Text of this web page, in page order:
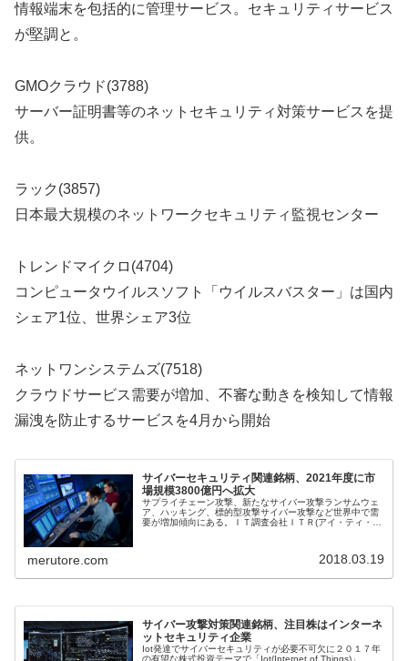
情報端末を包括的に管理サービス。セキュリティサービス
が堅調と。
GMOクラウド(3788)
サーバー証明書等のネットセキュリティ対策サービスを提
供。
ラック(3857)
日本最大規模のネットワークセキュリティ監視センター
トレンドマイクロ(4704)
コンピュータウイルスソフト「ウイルスバスター」は国内
シェア1位、世界シェア3位
ネットワンシステムズ(7518)
クラウドサービス需要が増加、不審な動きを検知して情報
漏洩を防止するサービスを4月から開始
サイバーセキュリティ関連銘柄、2021年度に市
場規模3800億円へ拡大
サプライチェーン攻撃、新たなサイバー攻撃ランサムウェ
ア、ハッキング、標的型攻撃サイバー攻撃など世界中で需
要が増加傾向にある。ＩＴ調査会社ＩＴＲ(アイ・ティ・ア
merutore.com 2018.03.19
サイバー攻撃対策関連銘柄、注目株はインターネ
ットセキュリティ企業
Iot発達でサイバーセキュリティが必要不可欠に２０１７年
の有望な株式投資テーマで「Iot(Internet of Things)」、